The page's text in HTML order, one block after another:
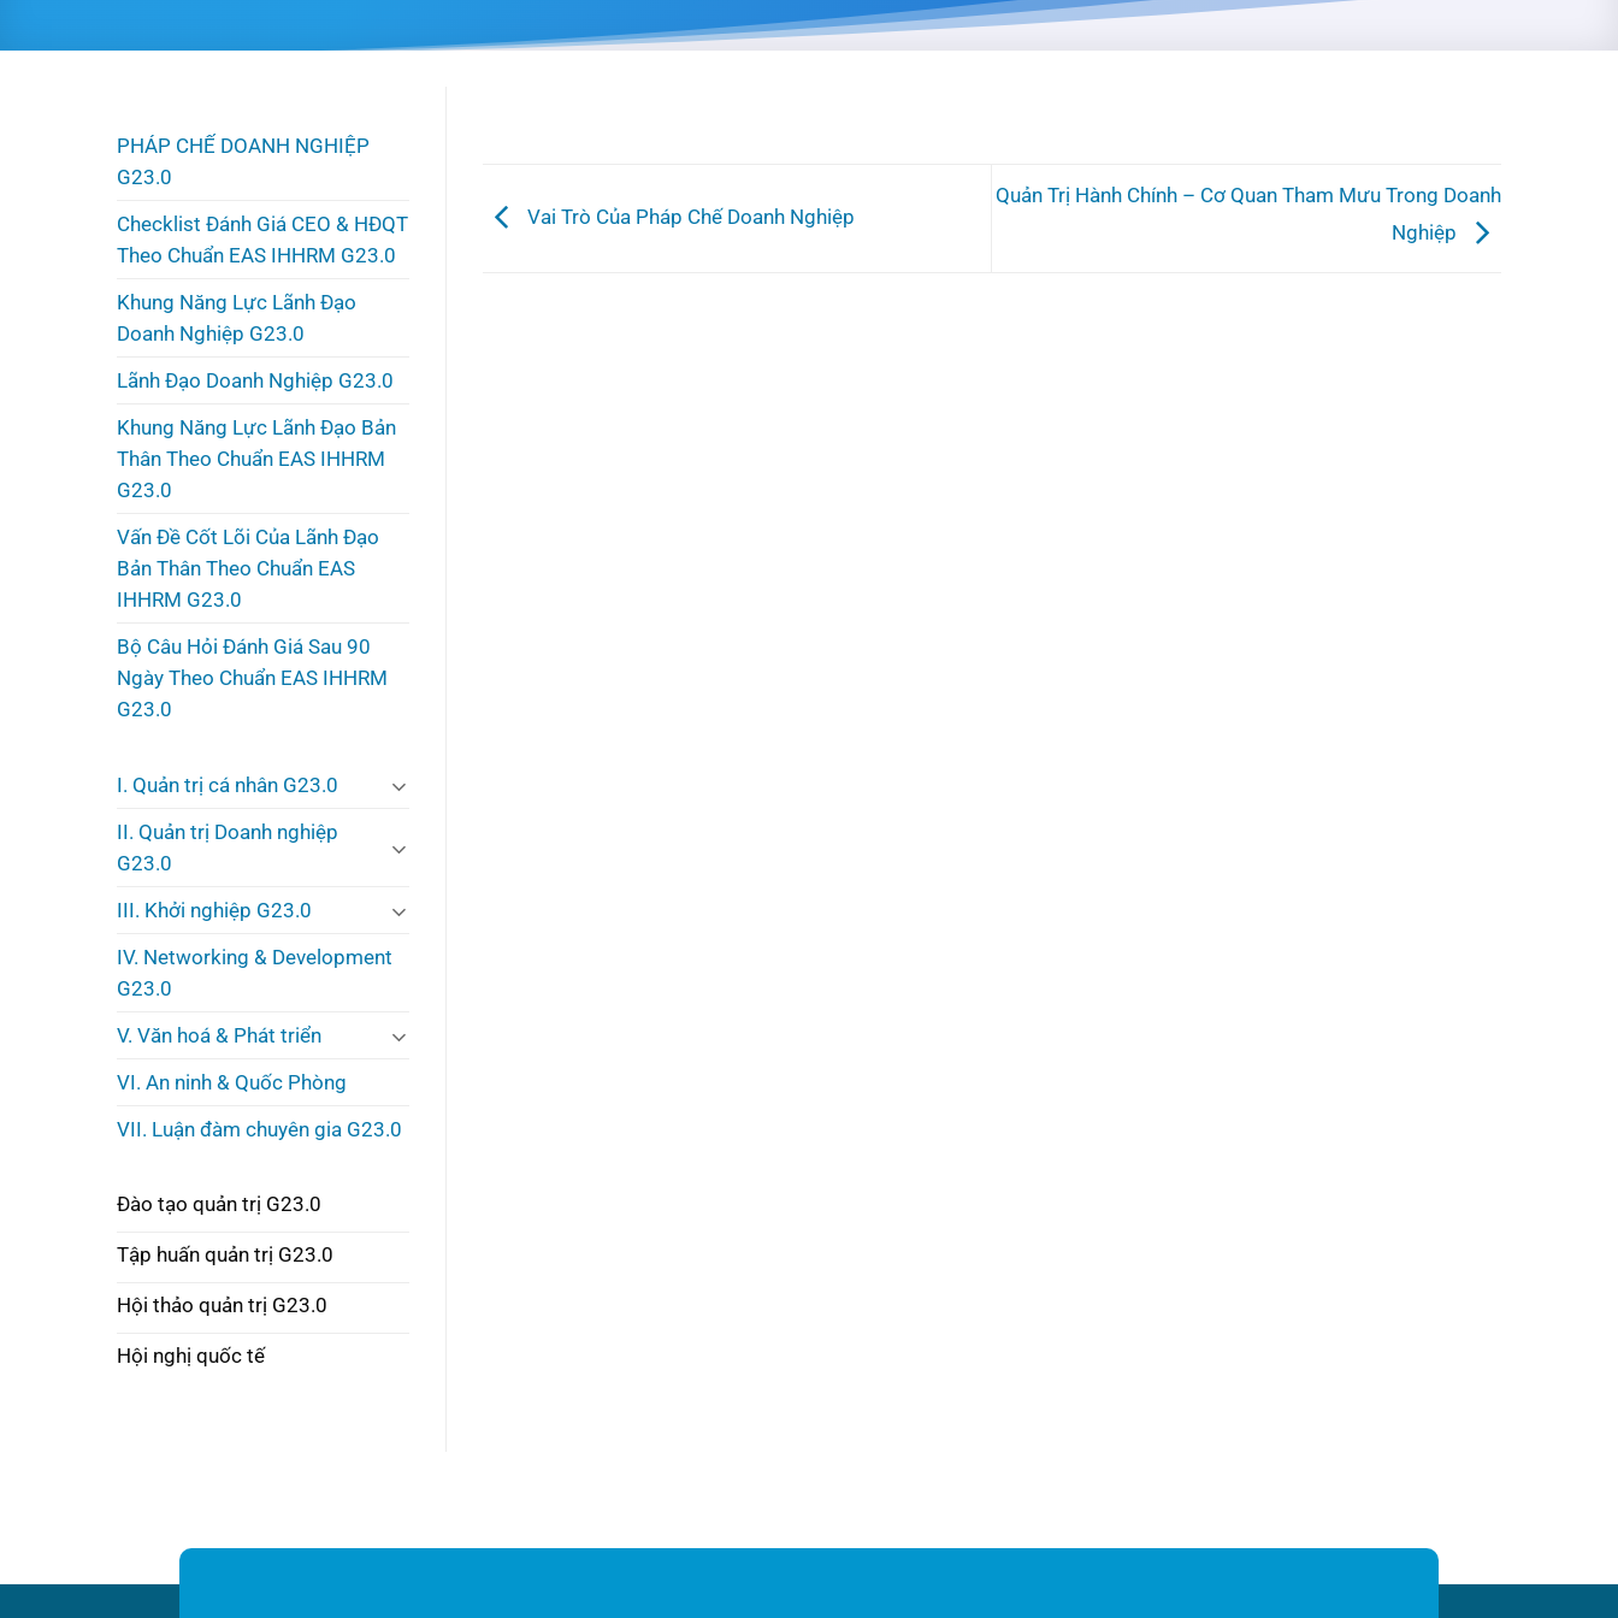
PHÁP CHẾ DOANH NGHIỆP
G23.0
Checklist Đánh Giá CEO & HĐQT
Theo Chuẩn EAS IHHRM G23.0
Khung Năng Lực Lãnh Đạo
Doanh Nghiệp G23.0
Lãnh Đạo Doanh Nghiệp G23.0
Khung Năng Lực Lãnh Đạo Bản
Thân Theo Chuẩn EAS IHHRM
G23.0
Vấn Đề Cốt Lõi Của Lãnh Đạo
Bản Thân Theo Chuẩn EAS
IHHRM G23.0
Bộ Câu Hỏi Đánh Giá Sau 90
Ngày Theo Chuẩn EAS IHHRM
G23.0
I. Quản trị cá nhân G23.0
II. Quản trị Doanh nghiệp
G23.0
III. Khởi nghiệp G23.0
IV. Networking & Development
G23.0
V. Văn hoá & Phát triển
VI. An ninh & Quốc Phòng
VII. Luận đàm chuyên gia G23.0
Đào tạo quản trị G23.0
Tập huấn quản trị G23.0
Hội thảo quản trị G23.0
Hội nghị quốc tế
Vai Trò Của Pháp Chế Doanh Nghiệp
Quản Trị Hành Chính – Cơ Quan Tham Mưu Trong Doanh
Nghiệp